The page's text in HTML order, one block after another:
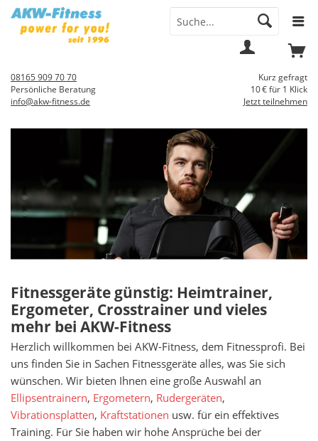
Kurz gefragt
10 € für 1 Klick
Jetzt teilnehmen
08165 909 70 70
Persönliche Beratung
info@akw-fitness.de
Fitnessgeräte günstig: Heimtrainer,
Ergometer, Crosstrainer und vieles
mehr bei AKW-Fitness
Herzlich willkommen bei AKW-Fitness, dem Fitnessprofi. Bei
uns finden Sie in Sachen Fitnessgeräte alles, was Sie sich
wünschen. Wir bieten Ihnen eine große Auswahl an
Ellipsentrainern, Ergometern, Rudergeräten,
Vibrationsplatten, Kraftstationen usw. für ein effektives
Training. Für Sie haben wir hohe Ansprüche bei der